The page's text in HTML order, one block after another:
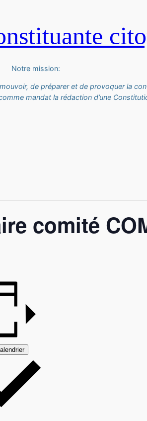
Notre mission:
de préparer et de provoquer la
mandat la rédaction d’une
comité